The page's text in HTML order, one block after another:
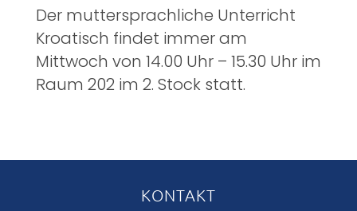
Der muttersprachliche Unterricht
Kroatisch findet immer am
Mittwoch von 14.00 Uhr – 15.30 Uhr im
Raum 202 im 2. Stock statt.
KONTAKT